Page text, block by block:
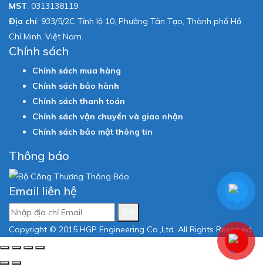
MST: 0313138119
Địa chỉ: 933/5/2C Tỉnh lộ 10, Phường Tân Tạo, Thành phố Hồ
Chí Minh, Việt Nam.
Chính sách
Chính sách mua hàng
Chính sách bảo hành
Chính sách thanh toán
Chính sách vận chuyển và giao nhận
Chính sách bảo mật thông tin
Thông báo
Email liên hệ
Copyright © 2015 HGP Engineering Co.,Ltd. All Rights Reserved